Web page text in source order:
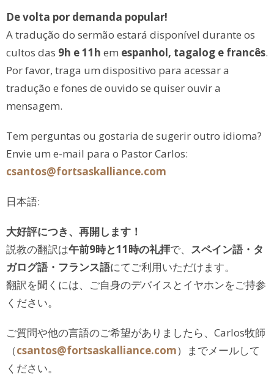
De volta por demanda popular!
A tradução do sermão estará disponível durante os
cultos das 9h e 11h em espanhol, tagalog e francês.
Por favor, traga um dispositivo para acessar a
tradução e fones de ouvido se quiser ouvir a
mensagem.
Tem perguntas ou gostaria de sugerir outro idioma?
Envie um e-mail para o Pastor Carlos:
csantos@fortsaskalliance.com
日本語:
大好評につき、再開します！
説教の翻訳は午前9時と11時の礼拝で、 スペイン語・タ
ガログ語・フランス語にてご利用いただけます。
翻訳を聞くには、ご自身のデバイスとイヤホンをご持参
ください。
ご質問や他の言語のご希望がありましたら、Carlos牧師
（csantos@fortsaskalliance.com）までメールして
ください。